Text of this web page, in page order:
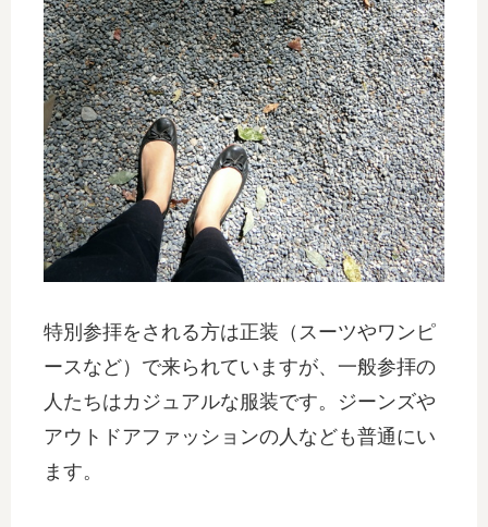
特別参拝をされる方は正装（スーツやワンピ
ースなど）で来られていますが、一般参拝の
人たちはカジュアルな服装です。ジーンズや
アウトドアファッションの人なども普通にい
ます。